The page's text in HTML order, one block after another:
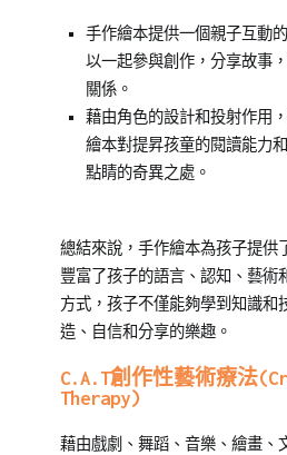
手作繪本提供一個親子互動
以一起參與創作，分享故事
關係。
藉由角色的設計和投射作用
繪本對提昇孩童的閱讀能力
點睛的奇異之處。
總結來說，手作繪本為孩子提供
豐富了孩子的語言、認知、藝術
方式，孩子不僅能夠學到知識和
造、自信和分享的樂趣。
C.A.T創作性藝術療法
Therapy)
藉由戲劇、舞蹈、音樂、繪畫、